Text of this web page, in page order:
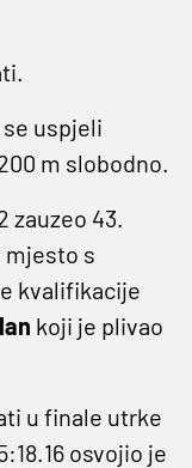
uspjeli
m slobodno.
zauzeo 43.
mjesto s
kvalifikacije
koji je plivao
u finale utrke
osvojio je